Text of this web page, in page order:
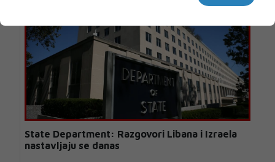
State Department: Razgovori Libana i Izraela
nastavljaju se danas